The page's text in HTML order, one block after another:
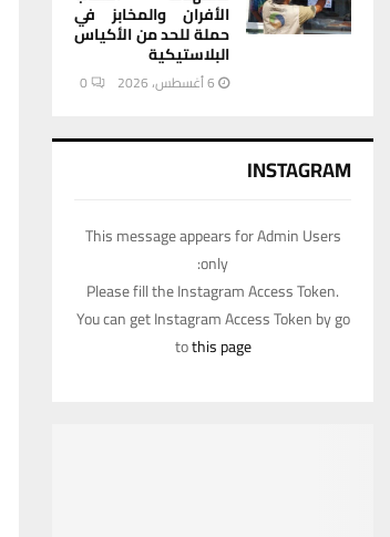
الأفران والمخابز في
حملة للحد من الأكياس
البلاستيكية
6 أغسطس، 2026 0
INSTAGRAM
This message appears for Admin Users
only:
Please fill the Instagram Access Token.
You can get Instagram Access Token by go
tothis page